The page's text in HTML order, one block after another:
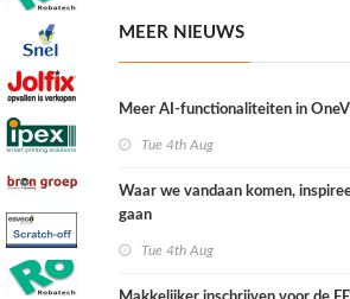
MEER NIEUWS
Meer AI-functionaliteiten in
Tue 4th Aug
Waar we vandaan komen,
gaan
Tue 4th Aug